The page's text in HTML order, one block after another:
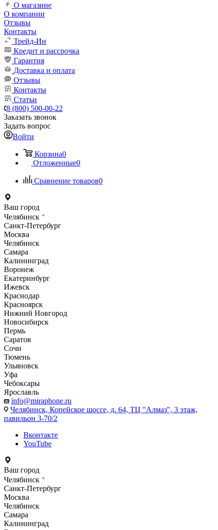
О магазине
О компании
Отзывы
Контакты
Трейд-Ин
Кредит и рассрочка
Гарантия
Доставка и оплата
Отзывы
Контакты
Статьи
8 (800) 500-00-22
Заказать звонок
Задать вопрос
Войти
Корзина0
Отложенные0
Сравнение товаров0
Ваш город
Челябинск
Санкт-Петербург
Москва
Челябинск
Самара
Калининград
Воронеж
Екатеринбург
Ижевск
Краснодар
Красноярск
Нижний Новгород
Новосибирск
Пермь
Саратов
Сочи
Тюмень
Ульяновск
Уфа
Чебоксары
Ярославль
info@miraphone.ru
Челябинск, Копейское шоссе, д. 64, ТЦ "Алмаз", 3 этаж,
павильон 3-70/2
Вконтакте
YouTube
Ваш город
Челябинск
Санкт-Петербург
Москва
Челябинск
Самара
Калининград